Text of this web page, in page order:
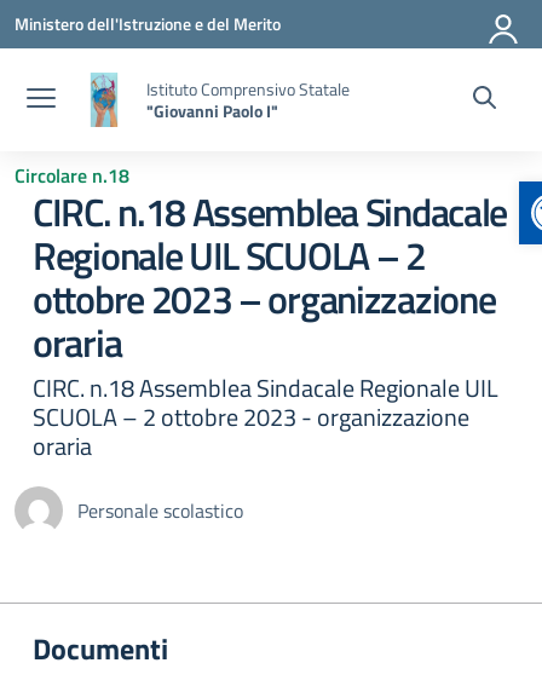
Vai ai contenuti
Vai al menu di navigazione
Vai al footer
Ministero dell'Istruzione e del Merito
Istituto Comprensivo Statale
"Giovanni Paolo I"
Circolare n.18
CIRC. n.18 Assemblea Sindacale
Regionale UIL SCUOLA – 2
ottobre 2023 – organizzazione
oraria
CIRC. n.18 Assemblea Sindacale Regionale UIL
SCUOLA – 2 ottobre 2023 - organizzazione
oraria
Personale scolastico
Documenti